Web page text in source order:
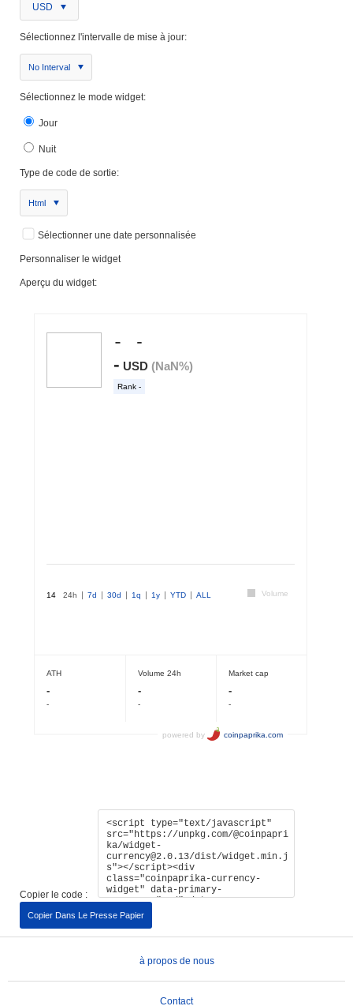
USD
Sélectionnez l'intervalle de mise à jour:
No Interval
Sélectionnez le mode widget:
Jour
Nuit
Type de code de sortie:
Html
Sélectionner une date personnalisée
Personnaliser le widget
Aperçu du widget:
Copier le code :
Copier Dans Le Presse Papier
à propos de nous
Contact